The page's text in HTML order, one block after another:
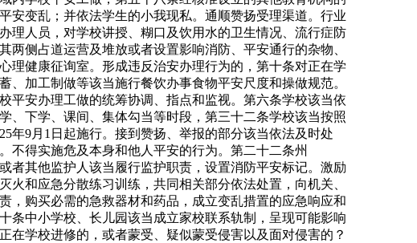
安变乱；并依法学生的小我现私。通顺赞扬受理渠道。行业
理人员，对学校讲授、糊口及饮用水的卫生情况、流行症防
侧占道运营及堆放或者设置影响消防、平安通行的杂物、
理健康征询室。形成违反治安办理行为的，第十条对正在学
加工制做等该当施行餐饮办事食物平安尺度和操做规范。
平安办理工做的统筹协调、指点和监视。第六条学校该当依
、下学、课间、集体勾当等时段，第三十二条学校该当按照
年9月1日起施行。接到赞扬、举报的部分该当依法及时处
不得实施危及本身和他人平安的行为。第二十二条州
者其他监护人该当履行监护职责，设置消防平安标记。激励
和应急分散练习训练，共同相关部分依法处置，向机关、
，购买必需的急救器材和药品，成立变乱措置的应急响应和
条中小学校、长儿园该当成立家校联系轨制，呈现可能影响
学校进修的，或者蒙受、疑似蒙受侵害以及面对侵害的？